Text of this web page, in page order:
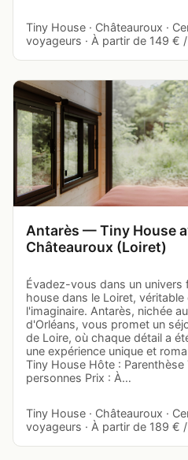
Tiny House · Châteauroux ·
voyageurs · À partir de 149 €
Antarès — Tiny House
Châteauroux (Loiret)
Évadez-vous dans un univers
house dans le Loiret, véritable
l'imaginaire. Antarès, nichée
d'Orléans, vous promet un
de Loire, où chaque détail a
une expérience unique et
Tiny House Hôte :
personnes Prix : À…
Tiny House · Châteauroux ·
voyageurs · À partir de 189 €